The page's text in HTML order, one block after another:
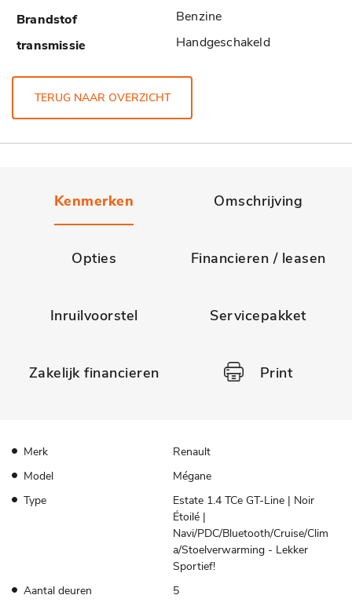
Benzine
Handgeschakeld
TERUG NAAR OVERZICHT
Kenmerken Omschrijving
Opties Financieren / leasen
Inruilvoorstel Servicepakket
Zakelijk financieren Print
Merk
Renault
Model
Mégane
Type
Estate 1.4 TCe GT-Line | Noir
Étoilé |
Navi/PDC/Bluetooth/Cruise/Clim
a/Stoelverwarming - Lekker
Sportief!
Aantal deuren
5